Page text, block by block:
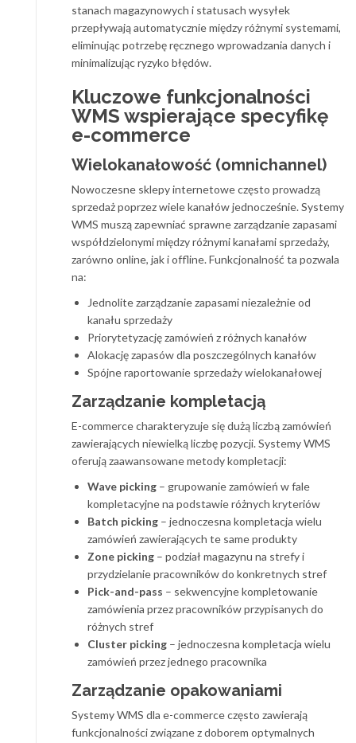
stanach magazynowych i statusach wysyłek
przepływają automatycznie między różnymi systemami,
eliminując potrzebę ręcznego wprowadzania danych i
minimalizując ryzyko błędów.
Kluczowe funkcjonalności
WMS wspierające specyfikę
e-commerce
Wielokanałowość (omnichannel)
Nowoczesne sklepy internetowe często prowadzą
sprzedaż poprzez wiele kanałów jednocześnie. Systemy
WMS muszą zapewniać sprawne zarządzanie zapasami
współdzielonymi między różnymi kanałami sprzedaży,
zarówno online, jak i offline. Funkcjonalność ta pozwala
na:
Jednolite zarządzanie zapasami niezależnie od
kanału sprzedaży
Priorytetyzację zamówień z różnych kanałów
Alokację zapasów dla poszczególnych kanałów
Spójne raportowanie sprzedaży wielokanałowej
Zarządzanie kompletacją
E-commerce charakteryzuje się dużą liczbą zamówień
zawierających niewielką liczbę pozycji. Systemy WMS
oferują zaawansowane metody kompletacji:
Wave picking – grupowanie zamówień w fale
kompletacyjne na podstawie różnych kryteriów
Batch picking – jednoczesna kompletacja wielu
zamówień zawierających te same produkty
Zone picking – podział magazynu na strefy i
przydzielanie pracowników do konkretnych stref
Pick-and-pass – sekwencyjne kompletowanie
zamówienia przez pracowników przypisanych do
różnych stref
Cluster picking – jednoczesna kompletacja wielu
zamówień przez jednego pracownika
Zarządzanie opakowaniami
Systemy WMS dla e-commerce często zawierają
funkcjonalności związane z doborem optymalnych